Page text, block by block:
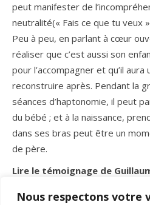
Nous respectons votre
peut manifester de
neutralité(« Fais ce que tu veux
Peu à peu, en parlant à cœur
réaliser que c’est aussi son
pour l’accompagner et qu’il
reconstruire après. Pendant la
séances d’haptonomie, il peut
du bébé ; et à la naissance,
dans ses bras peut être un
de père.
Lire le témoignage de